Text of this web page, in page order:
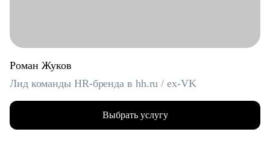
Роман Жуков
Лид команды HR-бренда в hh.ru / ex-VK
Выбрать услугу